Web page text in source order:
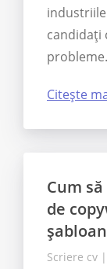
candidați
Citește
Cum
de
Scriere cv |